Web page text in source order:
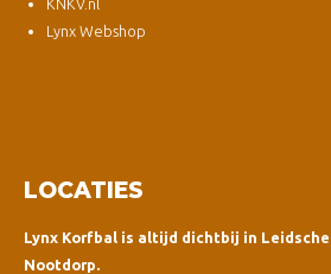
Lynx Webshop
LOCATIES
Lynx Korfbal is altijd dichtbij in
Nootdorp.